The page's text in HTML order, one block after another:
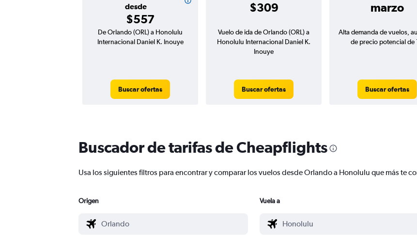
desde
$557
$309 marzo
De Orlando (ORL) a Honolulu
Internacional Daniel K. Inouye
Buscar ofertas
Vuelo de ida de Orlando (ORL) a
Honolulu Internacional Daniel K.
Inouye
Buscar ofertas
Alta demanda de vuelos,
de precio potencial de
Buscar ofertas
Buscador de tarifas de Cheapflights
Usa los siguientes filtros para encontrar y comparar los vuelos desde Orlando a Honolulu que más te
Origen Vuela a